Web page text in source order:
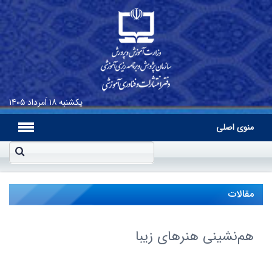
یکشنبه۱۸ اَمرداد ۱۴۰۵
منوی اصلی
مقالات
هم‌نشینی هنرهای زیبا